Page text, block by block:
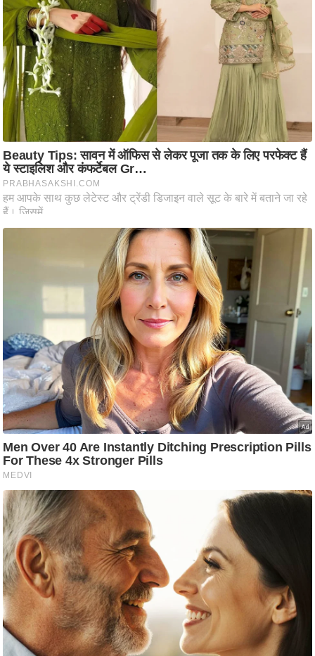
म
.
आ
र
.
आ
ई
.
चा
य
प
र
स
ति
ष
प्र
भु
म
हि
मा
/
ध
र्म
स्थ
ल
व्र
त
हा
र